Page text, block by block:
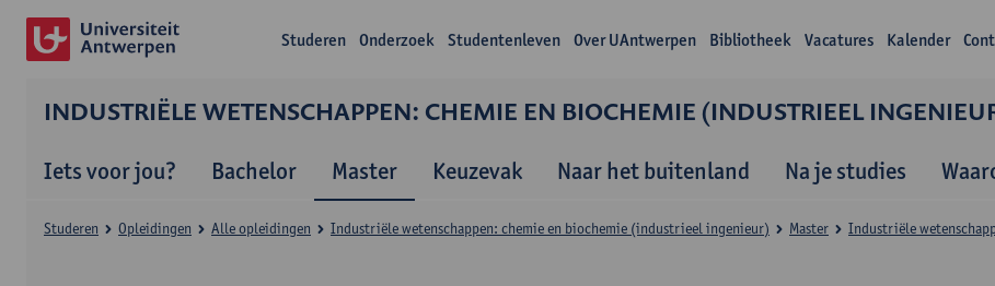
Studeren Onderzoek Studentenleven Over UAntwerpen Bibliotheek Vacatures Kalender
INDUSTRIËLE WETENSCHAPPEN: CHEMIE EN BIOCHEMIE (INDUSTRIEEL
Iets voor jou? Bachelor Master Keuzevak Naar het buitenland Na je studies
Studeren Opleidingen Alle opleidingen Industriële wetenschappen: chemie en biochemie (industrieel ingenieur) Master Industriële